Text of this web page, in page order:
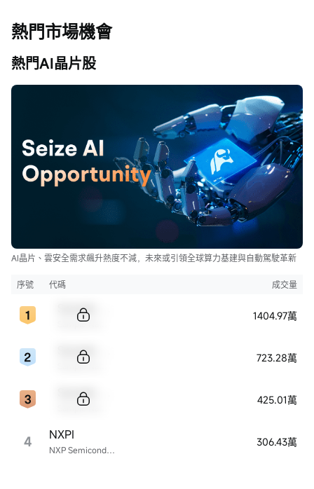
熱門市場機會
熱門AI晶片股
AI晶片、雲安全需求飆升熱度不減，未來或引領全球算力基建與自動駕駛革新
序號 代碼 成交量
1404.97萬
723.28萬
425.01萬
4 NXP Semiconductors
NXPI 306.43萬